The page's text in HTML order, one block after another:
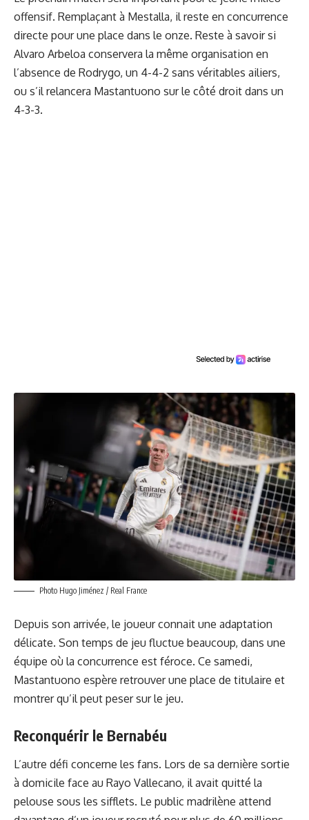
offensif. Remplaçant à Mestalla, il reste en concurrence
directe pour une place dans le onze. Reste à savoir si
Alvaro Arbeloa conservera la même organisation en
l’absence de Rodrygo, un 4-4-2 sans véritables ailiers,
ou s’il relancera Mastantuono sur le côté droit dans un
4-3-3.
Photo Hugo Jiménez / Real France
Depuis son arrivée, le joueur connait une adaptation
délicate. Son temps de jeu fluctue beaucoup, dans une
équipe où la concurrence est féroce. Ce samedi,
Mastantuono espère retrouver une place de titulaire et
montrer qu’il peut peser sur le jeu.
Reconquérir le Bernabéu
L’autre défi concerne les fans. Lors de sa dernière sortie
à domicile face au Rayo Vallecano, il avait quitté la
pelouse sous les sifflets. Le public madrilène attend